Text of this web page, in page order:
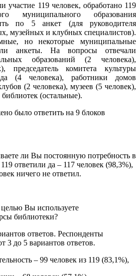
участие 119 человек, обработано 119
муниципального образования
по 5 анкет (для руководителя
музейных и клубных специалистов).
но некоторые муниципальные
анкеты. На вопросы отвечали
образований (2 человека),
председатель комитета культуры
(4 человека), работники домов
(2 человека), музеев (5 человек),
(остальные).
было ответить на 9 блоков
ли Вы постоянную потребность в
ответили да – 117 человек (98,3%),
ничего не ответил.
Вы используете
библиотеки?
ответов. Респонденты
3 до 5 вариантов ответов.
– 99 человек из 119 (83,1%),